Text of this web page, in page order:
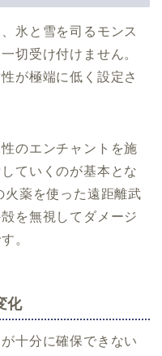
氷と雪を司るモンス
切受け付けません。
が極端に低く設定さ
のエンチャントを施
ていくのが基本とな
火薬を使った遠距離武
を無視してダメージ
。
化
十分に確保できない